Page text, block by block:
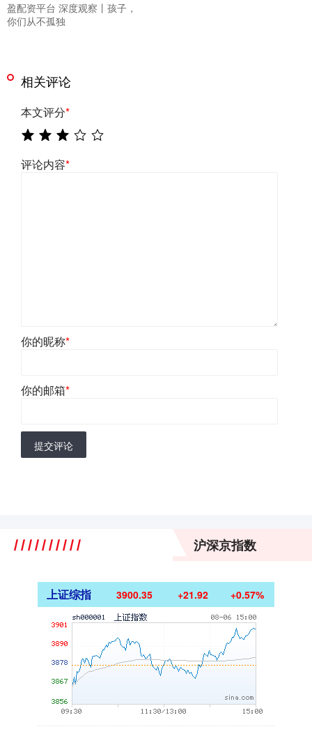
盈配资平台 深度观察丨孩子，
你们从不孤独
相关评论
本文评分*
评论内容*
你的昵称*
你的邮箱*
提交评论
沪深京指数
上证综指 3900.35 +21.92 +0.57%